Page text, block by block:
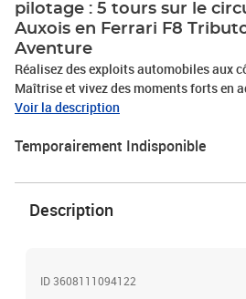
pilotage : 5 tours sur le
Auxois en Ferrari F8
Aventure
Réalisez des exploits automobiles aux
Maîtrise et vivez des moments forts en
expérience de pilotage exceptionnelle !
le temps de 5 tours. Vous commencerez
Porsche Cayenne. Ce terrain de jeu
tester la vitesse phénoménale de votre
Domptez-le en ligne droite, dans les
palpitante prévue pour 1 personne,
Voir la description
Temporairement Indisponible
Description
ID 3608111094122